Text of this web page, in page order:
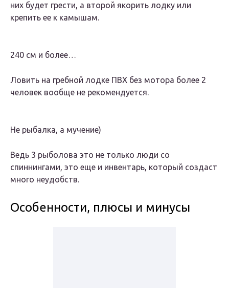
них будет грести, а второй якорить лодку или
крепить ее к камышам.
240 см и более…
Ловить на гребной лодке ПВХ без мотора более 2
человек вообще не рекомендуется.
Не рыбалка, а мучение)
Ведь 3 рыболова это не только люди со
спиннингами, это еще и инвентарь, который создаст
много неудобств.
Особенности, плюсы и минусы